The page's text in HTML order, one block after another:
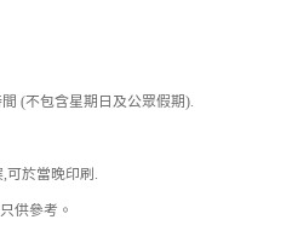
(不包含星期日及公眾假期).
於當晚印刷.
供參考。